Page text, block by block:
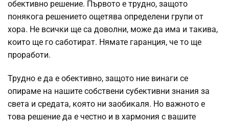
обективно решение. Първото е трудно, защото
понякога решението ощетява определени групи от
хора. Не всички ще са доволни, може да има и такива,
които ще го саботират. Нямате гаранция, че то ще
проработи.
Трудно е да е обективно, защото ние винаги се
опираме на нашите собствени субективни знания за
света и средата, която ни заобикаля. Но важното е
това решение да е честно и в хармония с вашите